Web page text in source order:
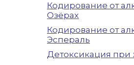
Кодирование от
Озёрах
Кодирование от
Эспераль
Детоксикация при